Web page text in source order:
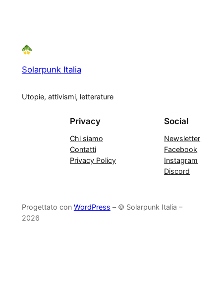
Solarpunk Italia
Utopie, attivismi, letterature
Privacy
Chi siamo
Contatti
Privacy Policy
Social
Newsletter
Facebook
Instagram
Discord
Progettato con WordPress – © Solarpunk Italia –
2026